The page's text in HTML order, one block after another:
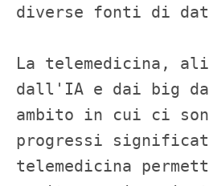
diverse fonti di
La telemedicina,
dall'IA e dai big
ambito in cui ci
progressi
telemedicina